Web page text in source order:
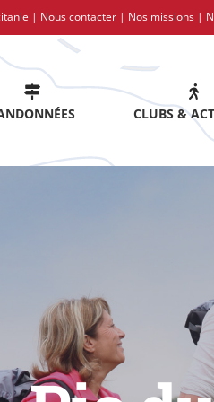
| Nous contacter | Nos missions |
CLUBS &